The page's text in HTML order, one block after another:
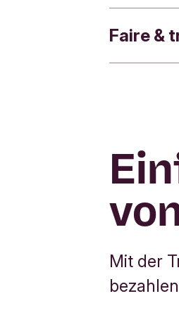
nicht
Einfach
Faire &
Mit der